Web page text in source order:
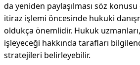
da yeniden paylaşılması söz
itiraz işlemi öncesinde hukuki
oldukça önemlidir. Hukuk
işleyeceği hakkında tarafları
stratejileri belirleyebilir.